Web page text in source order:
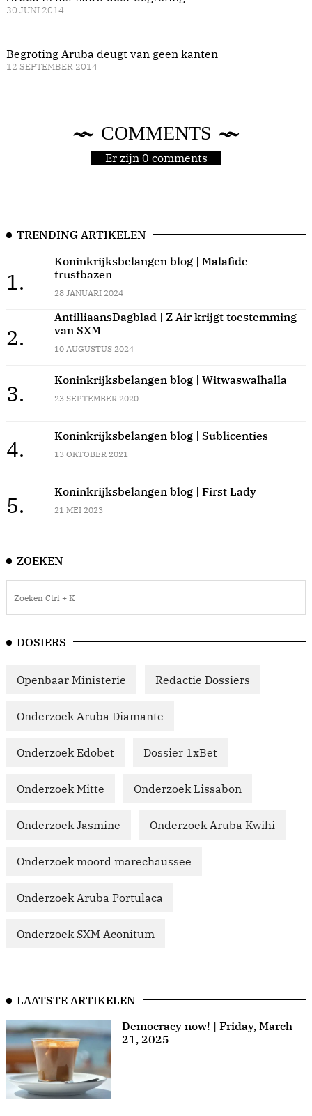
30 JUNI 2014
Begroting Aruba deugt van geen kanten
12 SEPTEMBER 2014
COMMENTS
Er zijn 0 comments
TRENDING ARTIKELEN
1.
Koninkrijksbelangen blog | Malafide
trustbazen
28 JANUARI 2024
2.
AntilliaansDagblad | Z Air krijgt toestemming
van SXM
10 AUGUSTUS 2024
3.
Koninkrijksbelangen blog | Witwaswalhalla
23 SEPTEMBER 2020
4.
Koninkrijksbelangen blog | Sublicenties
13 OKTOBER 2021
5.
Koninkrijksbelangen blog | First Lady
21 MEI 2023
ZOEKEN
DOSIERS
Openbaar Ministerie Redactie Dossiers
Onderzoek Aruba Diamante
Onderzoek Edobet Dossier 1xBet
Onderzoek Mitte Onderzoek Lissabon
Onderzoek Jasmine Onderzoek Aruba Kwihi
Onderzoek moord marechaussee
Onderzoek Aruba Portulaca
Onderzoek SXM Aconitum
LAATSTE ARTIKELEN
Democracy now! | Friday, March
21, 2025